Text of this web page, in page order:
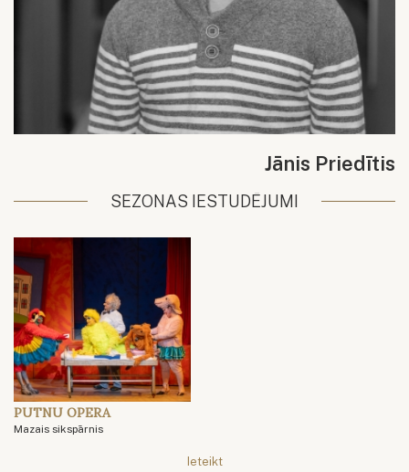
Jānis Priedītis
SEZONAS IESTUDĒJUMI
PUTNU OPERA
Mazais sikspārnis
Ieteikt